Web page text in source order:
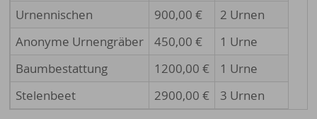
Urnennischen
900,00 €
2 Urnen
Anonyme Urnengräber
450,00 €
1 Urne
Baumbestattung
1200,00 €
1 Urne
Stelenbeet
2900,00 € 3 Urnen